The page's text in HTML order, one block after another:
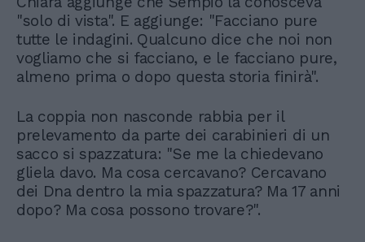
"solo di vista". E aggiunge: "Facciano pure
tutte le indagini. Qualcuno dice che noi non
vogliamo che si facciano, e le facciano pure,
almeno prima o dopo questa storia finirà".
La coppia non nasconde rabbia per il
prelevamento da parte dei carabinieri di un
sacco si spazzatura: "Se me la chiedevano
gliela davo. Ma cosa cercavano? Cercavano
dei Dna dentro la mia spazzatura? Ma 17 anni
dopo? Ma cosa possono trovare?".